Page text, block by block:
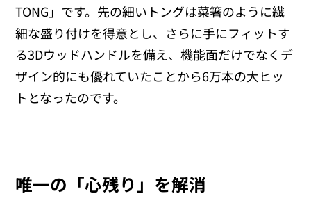
TONG」です。先の細いトングは菜箸のように繊
細な盛り付けを得意とし、さらに手にフィットす
る3Dウッドハンドルを備え、機能面だけでなくデ
ザイン的にも優れていたことから6万本の大ヒッ
トとなったのです。
唯一の「心残り」を解消